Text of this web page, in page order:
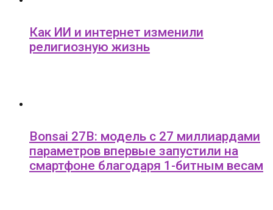
Как ИИ и интернет изменили
религиозную жизнь
Bonsai 27B: модель с 27 миллиардами
параметров впервые запустили на
смартфоне благодаря 1-битным весам